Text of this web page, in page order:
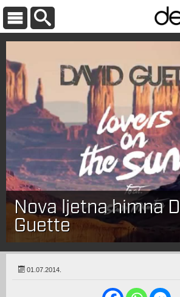
Nova ljetna himna
Guette
01.07.2014.